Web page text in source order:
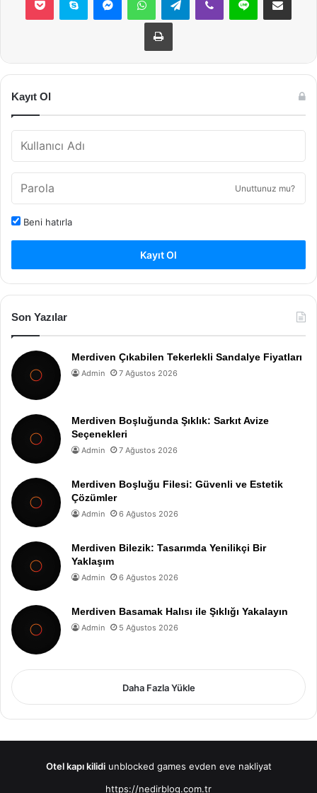
Yazdır
Kayıt Ol
Unuttunuz mu?
Beni hatırla
Kayıt Ol
Son Yazılar
Merdiven Çıkabilen Tekerlekli Sandalye Fiyatları
Admin 7 Ağustos 2026
Merdiven Boşluğunda Şıklık: Sarkıt Avize
Seçenekleri
Admin 7 Ağustos 2026
Merdiven Boşluğu Filesi: Güvenli ve Estetik
Çözümler
Admin 6 Ağustos 2026
Merdiven Bilezik: Tasarımda Yenilikçi Bir
Yaklaşım
Admin 6 Ağustos 2026
Merdiven Basamak Halısı ile Şıklığı Yakalayın
Admin 5 Ağustos 2026
Daha Fazla Yükle
Otel kapı kilidi unblocked games evden eve nakliyat
https://nedirblog.com.tr